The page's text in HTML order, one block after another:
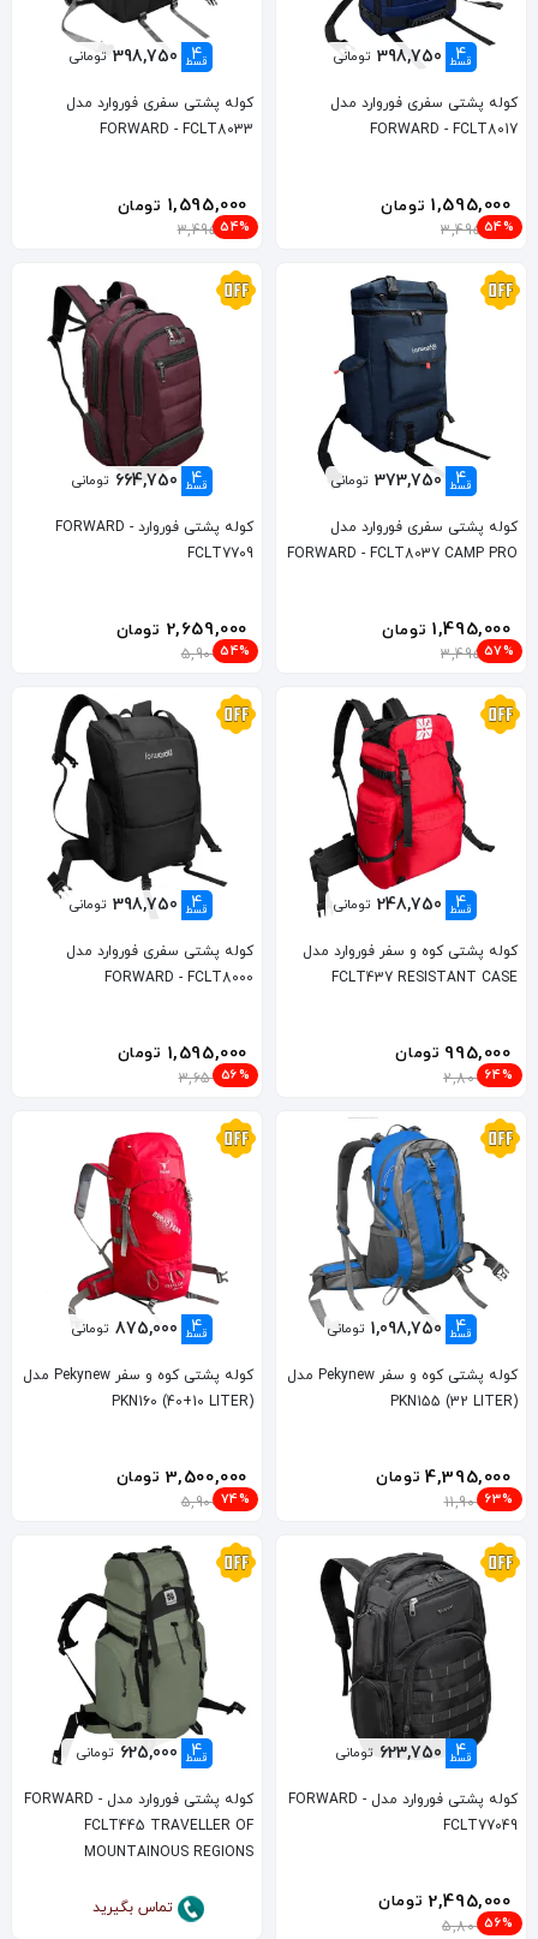
4
قسط 398,750 تومانی
کوله پشتی سفری فوروارد مدل
FORWARD - FCLT8017
1,595,000 تومان
3,495,000
54%
4
قسط 398,750 تومانی
کوله پشتی سفری فوروارد مدل
FORWARD - FCLT8033
1,595,000 تومان
3,495,000
54%
4
قسط 373,750 تومانی
کوله پشتی سفری فوروارد مدل
FORWARD - FCLT8037 CAMP PRO
1,495,000 تومان
3,495,000
57%
4
قسط 664,750 تومانی
کوله پشتی فوروارد FORWARD -
FCLT7709
2,659,000 تومان
5,900,000
54%
4
قسط 248,750 تومانی
کوله پشتی کوه و سفر فوروارد مدل
FCLT437 RESISTANT CASE
995,000 تومان
2,800,000
64%
4
قسط 398,750 تومانی
کوله پشتی سفری فوروارد مدل
FORWARD - FCLT8000
1,595,000 تومان
3,659,000
56%
4
قسط 1,098,750 تومانی
کوله پشتی کوه و سفر Pekynew مدل
PKN155 (32 LITER)
4,395,000 تومان
11,900,000
63%
4
قسط 875,000 تومانی
کوله پشتی کوه و سفر Pekynew مدل
PKN160 (40+10 LITER)
3,500,000 تومان
5,900,000
74%
4
قسط 623,750 تومانی
کوله پشتی فوروارد مدل FORWARD -
FCLT77049
2,495,000 تومان
5,800,000
56%
4
قسط 625,000 تومانی
کوله پشتی فوروارد مدل FORWARD -
FCLT445 TRAVELLER OF
MOUNTAINOUS REGIONS
تماس بگیرید